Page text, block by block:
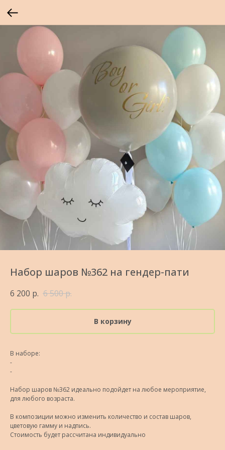
Набор шаров №362 на гендер-пати
6 200 р. 6 500р.
В корзину
В наборе:
-
-
Набор шаров №362 идеально подойдет на любое мероприятие,
для любого возраста.
В композиции можно изменить количество и состав шаров,
цветовую гамму и надпись.
Стоимость будет рассчитана индивидуально